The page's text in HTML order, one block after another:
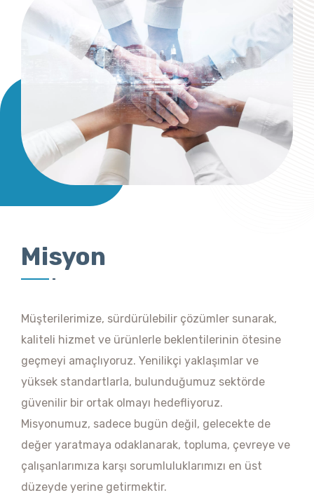
Misyon
Müşterilerimize, sürdürülebilir çözümler sunarak,
kaliteli hizmet ve ürünlerle beklentilerinin ötesine
geçmeyi amaçlıyoruz. Yenilikçi yaklaşımlar ve
yüksek standartlarla, bulunduğumuz sektörde
güvenilir bir ortak olmayı hedefliyoruz.
Misyonumuz, sadece bugün değil, gelecekte de
değer yaratmaya odaklanarak, topluma, çevreye ve
çalışanlarımıza karşı sorumluluklarımızı en üst
düzeyde yerine getirmektir.